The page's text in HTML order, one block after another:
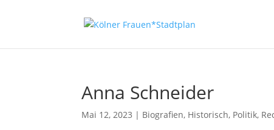
Anna Schneider
Mai 12, 2023 | Biografien, Historisch, Politik,